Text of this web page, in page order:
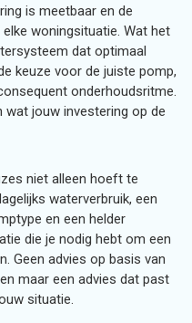
is meetbaar en de
woningsituatie. Wat het
dat optimaal
keuze voor de juiste pomp,
onderhoudsritme.
wat jouw investering op de
niet alleen hoeft te
waterverbruik, een
en een helder
die je nodig hebt om een
Geen advies op basis van
maar een advies dat past
situatie.